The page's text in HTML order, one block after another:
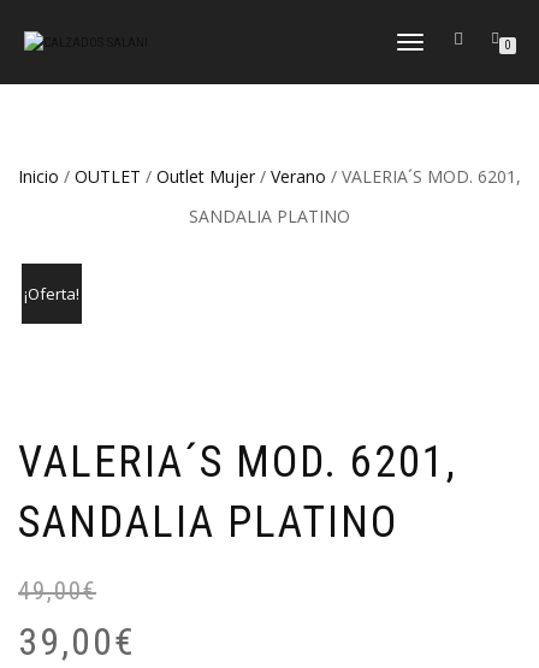
CAMBIAR
0
Inicio / OUTLET / Outlet Mujer / Verano / VALERIA´S MOD. 6201,
SANDALIA PLATINO
¡Oferta!
VALERIA´S MOD. 6201,
SANDALIA PLATINO
49,00€
39,00€